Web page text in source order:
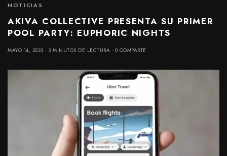
NOTICIAS
AKIVA COLLECTIVE PRESENTA SU PRIMER
POOL PARTY: EUPHORIC NIGHTS
MAYO 14, 2023 3 MINUTOS DE LECTURA 0 COMPARTE